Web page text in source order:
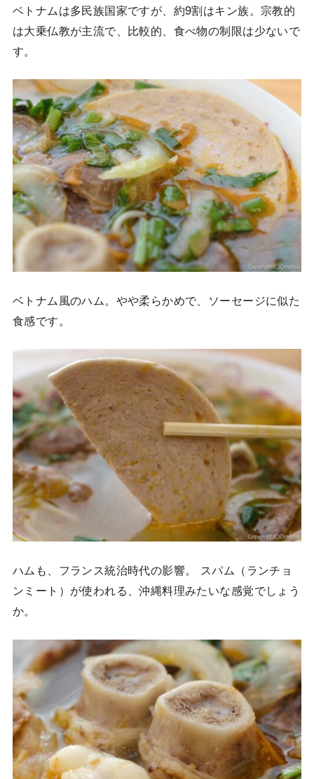
ベトナムは多民族国家ですが、約9割はキン族。宗教的
は大乗仏教が主流で、比較的、食べ物の制限は少ないで
す。
ベトナム風のハム。やや柔らかめで、ソーセージに似た
食感です。
ハムも、フランス統治時代の影響。 スパム（ランチョ
ンミート）が使われる、沖縄料理みたいな感覚でしょう
か。